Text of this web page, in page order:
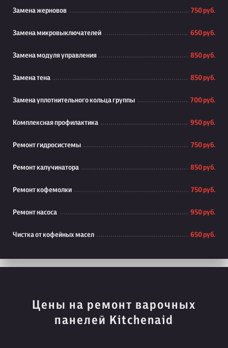
Замена жерновов 750 руб.
Замена микровыключателей 650 руб.
Замена модуля управления 850 руб.
Замена тена 850 руб.
Замена уплотнительного кольца группы 700 руб.
Комплексная профилактика 950 руб.
Ремонт гидросистемы 750 руб.
Ремонт капучинатора 850 руб.
Ремонт кофемолки 750 руб.
Ремонт насоса 950 руб.
Чистка от кофейных масел 650 руб.
Цены на ремонт варочных
панелей Kitchenaid